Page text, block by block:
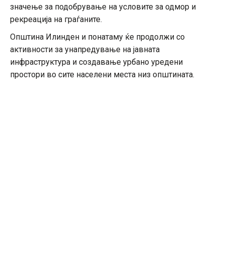
значење за подобрување на условите за одмор и
рекреација на граѓаните.
Општина Илинден и понатаму ќе продолжи со
активности за унапредување на јавната
инфраструктура и создавање урбано уредени
простори во сите населени места низ општината.